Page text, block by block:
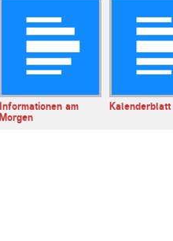
Informationen am
Morgen
Kalenderblatt